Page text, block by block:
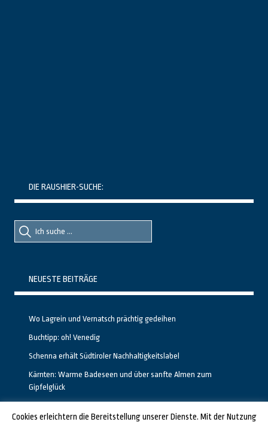
DIE RAUSHIER-SUCHE:
Suche
nach::
Suche
nach:
NEUESTE BEITRÄGE
Wo Lagrein und Vernatsch prächtig gedeihen
Buchtipp: oh! Venedig
Schenna erhält Südtiroler Nachhaltigkeitslabel
Kärnten: Warme Badeseen und über sanfte Almen zum
Gipfelglück
Cookies erleichtern die Bereitstellung unserer Dienste. Mit der Nutzung